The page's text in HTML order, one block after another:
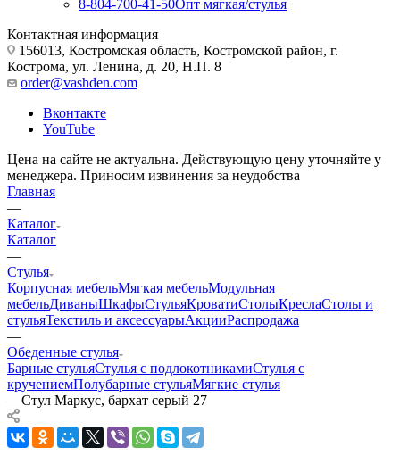
8-804-700-41-50Опт мягкая/стулья
Контактная информация
156013, Костромская область, Костромской район, г.
Кострома, ул. Ленина, д. 20, Н.П. 8
order@vashden.com
Вконтакте
YouTube
Цена на сайте не актуальна. Действующую цену уточняйте у
менеджера. Приносим извинения за неудобства
Главная
—
Каталог
Каталог
—
Стулья
Корпусная мебельМягкая мебельМодульная
мебельДиваныШкафыСтульяКроватиСтолыКреслаСтолы и
стульяТекстиль и аксессуарыАкцииРаспродажа
—
Обеденные стулья
Барные стульяСтулья с подлокотникамиСтулья с
кручениемПолубарные стульяМягкие стулья
—Стул Маркус, бархат серый 27